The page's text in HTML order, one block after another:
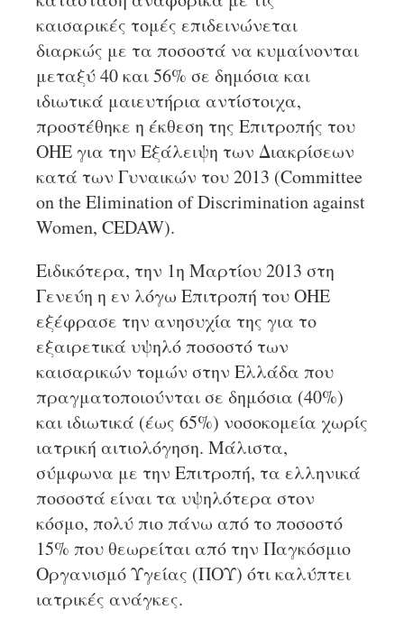
καισαρικές τομές επιδεινώνεται
διαρκώς με τα ποσοστά να κυμαίνονται
μεταξύ 40 και 56% σε δημόσια και
ιδιωτικά μαιευτήρια αντίστοιχα,
προστέθηκε η έκθεση της Επιτροπής του
ΟΗΕ για την Εξάλειψη των Διακρίσεων
κατά των Γυναικών του 2013 (Committee
on the Elimination of Discrimination against
Women, CEDAW).
Ειδικότερα, την 1η Μαρτίου 2013 στη
Γενεύη η εν λόγω Επιτροπή του ΟΗΕ
εξέφρασε την ανησυχία της για το
εξαιρετικά υψηλό ποσοστό των
καισαρικών τομών στην Ελλάδα που
πραγματοποιούνται σε δημόσια (40%)
και ιδιωτικά (έως 65%) νοσοκομεία χωρίς
ιατρική αιτιολόγηση. Μάλιστα,
σύμφωνα με την Επιτροπή, τα ελληνικά
ποσοστά είναι τα υψηλότερα στον
κόσμο, πολύ πιο πάνω από το ποσοστό
15% που θεωρείται από την Παγκόσμιο
Οργανισμό Υγείας (ΠΟΥ) ότι καλύπτει
ιατρικές ανάγκες.